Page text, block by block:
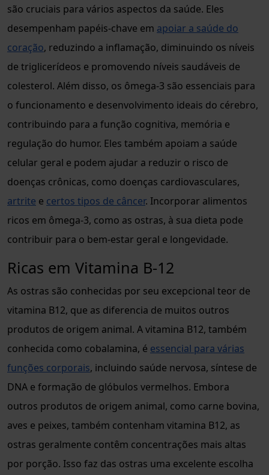
são cruciais para vários aspectos da saúde. Eles
desempenham papéis-chave em apoiar a saúde do
coração, reduzindo a inflamação, diminuindo os níveis
de triglicerídeos e promovendo níveis saudáveis de
colesterol. Além disso, os ômega-3 são essenciais para
o funcionamento e desenvolvimento ideais do cérebro,
contribuindo para a função cognitiva, memória e
regulação do humor. Eles também apoiam a saúde
celular geral e podem ajudar a reduzir o risco de
doenças crônicas, como doenças cardiovasculares,
artrite e certos tipos de câncer. Incorporar alimentos
ricos em ômega-3, como as ostras, à sua dieta pode
contribuir para o bem-estar geral e longevidade.
Ricas em Vitamina B-12
As ostras são conhecidas por seu excepcional teor de
vitamina B12, que as diferencia de muitos outros
produtos de origem animal. A vitamina B12, também
conhecida como cobalamina, é essencial para várias
funções corporais, incluindo saúde nervosa, síntese de
DNA e formação de glóbulos vermelhos. Embora
outros produtos de origem animal, como carne bovina,
aves e peixes, também contenham vitamina B12, as
ostras geralmente contêm concentrações mais altas
por porção. Isso faz das ostras uma excelente escolha